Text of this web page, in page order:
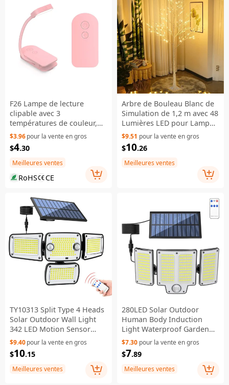
F26 Lampe de lecture
clipable avec 3
températures de couleur,
mini lampe de bureau LED
pour étudiants - Rose
$3.96pour la vente en gros
$4.30
Meilleures ventes
RoHS CE
Arbre de Bouleau Blanc de
Simulation de 1,2 m avec 48
Lumières LED pour Lampe
de Noël Maison Jardin
Paysage Prise UE
$9.51 pour la vente en gros
$10.26
Meilleures ventes
TY10313 Split Type 4 Heads
Solar Outdoor Wall Light
342 LED Motion Sensor
Lamp for Garden Yard
Pathway
$9.40pour la vente en gros
$10.15
Meilleures ventes
280LED Solar Outdoor
Human Body Induction
Light Waterproof Garden
Yard Street Lamp
$7.30 pour la vente en gros
$7.89
Meilleures ventes